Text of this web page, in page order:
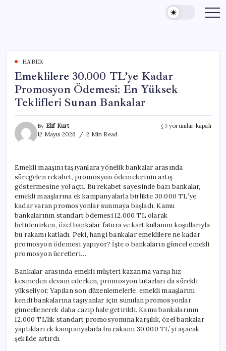
content
HABER
Emeklilere 30.000 TL’ye Kadar
Promosyon Ödemesi: En Yüksek
Teklifleri Sunan Bankalar
By Elif Kurt
12 Mayıs 2026
2 Min Read
Emeklilere
Ödemesi:
En
Yüksek
Teklifleri
yorumlar kapalı
Emekli maaşını taşıyanlara yönelik bankalar arasında
süregelen rekabet, promosyon ödemelerinin artış
göstermesine yol açtı. Bu rekabet sayesinde bazı bankalar,
emekli maaşlarına ek kampanyalarla birlikte 30.000 TL’ye
kadar varan promosyonlar sunmaya başladı. Kamu
bankalarının standart ödemesi 12.000 TL olarak
belirlenirken, özel bankalar fatura ve kart kullanım koşullarıyla
bu rakamı katladı. Peki, hangi bankalar emeklilere ne kadar
promosyon ödemesi yapıyor? İşte o bankaların güncel emekli
promosyon ücretleri…
Bankalar arasında emekli müşteri kazanma yarışı hız
kesmeden devam ederken, promosyon tutarları da sürekli
yükseliyor. Yapılan son düzenlemelerle, emekli maaşlarını
kendi bankalarına taşıyanlar için sunulan promosyonlar
güncellenerek daha cazip hale getirildi. Kamu bankalarının
12.000 TL’lik standart promosyonuna karşılık, özel bankalar
yaptıkları ek kampanyalarla bu rakamı 30.000 TL’yi aşacak
şekilde artırdı.